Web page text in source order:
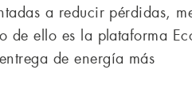
a reducir pérdidas,
de ello es la plataforma
de energía más